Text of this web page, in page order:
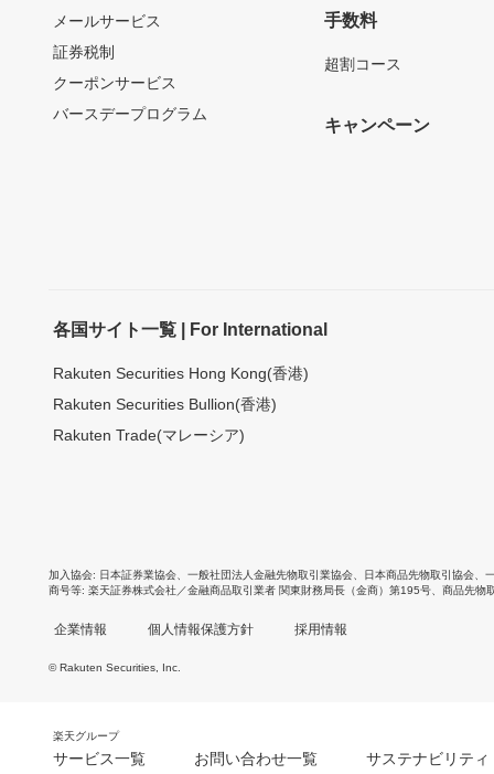
メールサービス
証券税制
クーポンサービス
バースデープログラム
手数料
超割コース
キャンペーン
各国サイト一覧 | For International
Rakuten Securities Hong Kong(香港)
Rakuten Securities Bullion(香港)
Rakuten Trade(マレーシア)
加入協会 日本証券業協会 一般社団法人金融先物取引業協会 日本商品先物取引協会
商号等 楽天証券株式会社／金融商品取引業者 関東財務局長（金商）第195号、商品先物
企業情報 個人情報保護方針 採用情報
© Rakuten Securities, Inc.
楽天グループ
サービス一覧 お問い合わせ一覧 サステナビリティ